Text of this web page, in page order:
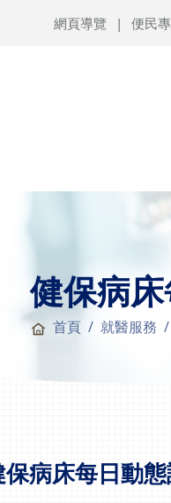
網頁導覽 便民
健保病
首頁 就醫服務
保病床每日動